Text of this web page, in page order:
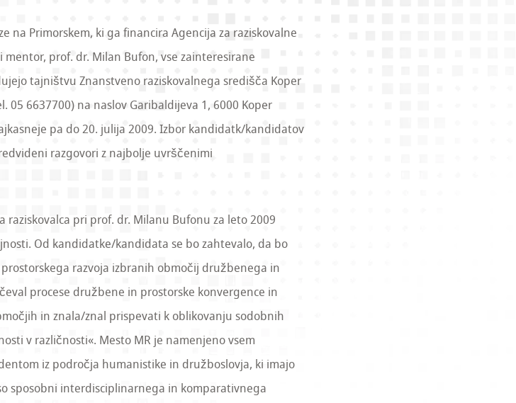
na Primorskem, ki ga financira Agencija za raziskovalne
prof. dr. Milan Bufon, vse zainteresirane
tajništvu Znanstveno raziskovalnega središča Koper
05 6637700) na naslov Garibaldijeva 1, 6000 Koper
pa do 20. julija 2009. Izbor kandidatk/kandidatov
razgovori z najbolje uvrščenimi
raziskovalca pri prof. dr. Milanu Bufonu za leto 2009
Od kandidatke/kandidata se bo zahtevalo, da bo
razvoja izbranih območij družbenega in
procese družbene in prostorske konvergence in
in znala/znal prispevati k oblikovanju sodobnih
v različnosti«. Mesto MR je namenjeno vsem
iz področja humanistike in družboslovja, ki imajo
sposobni interdisciplinarnega in komparativnega